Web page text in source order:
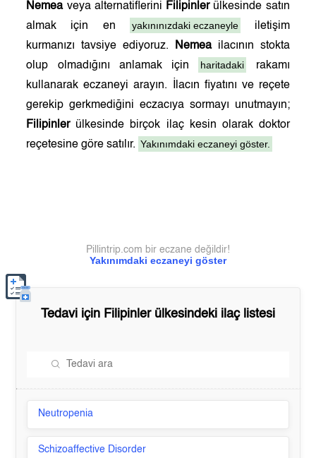
Nemeaveya alternatiflerini Filipinlerülkesinde satın
almak için en
yakınınızdaki eczaneyle
iletişim
kurmanızı tavsiye ediyoruz.
Nemeailacının stokta
olup olmadığını anlamak için
haritadaki
rakamı
kullanarak eczaneyi arayın. İlacın fiyatını ve reçete
gerekip gerkmediğini eczacıya sormayı unutmayın;
Filipinlerülkesinde birçok ilaç kesin olarak doktor
reçetesine göre satılır. Yakınımdaki eczaneyi göster.
Yakınımdaki eczaneyi göster
Pillintrip.com bir eczane değildir!
Tedavi için Filipinlerülkesindeki ilaç listesi
Neutropenia
Schizoaffective Disorder